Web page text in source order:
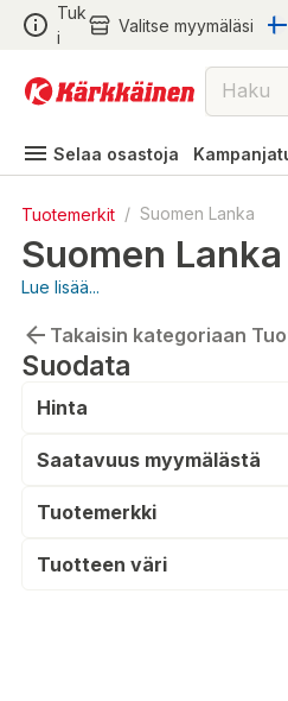
Tuk
i
Valitse myymäläsi
Selaa osastoja
Tuotemerkit / Suomen Lanka
Suomen Lanka
Lue lisää...
Takaisin kategoriaan
Suodata
Hinta
Saatavuus myymälästä
Tuotemerkki
Tuotteen väri